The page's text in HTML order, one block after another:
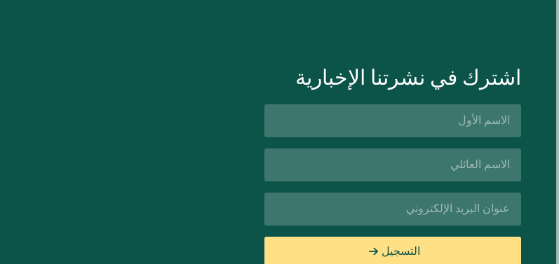
اشترك في نشرتنا الإخبارية
الاسم
الأول*
اسم
العائلة*
البريد
الإلكتروني*
التسجيل